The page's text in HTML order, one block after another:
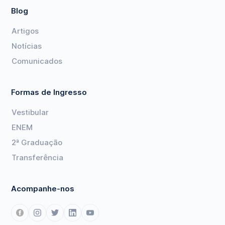
Blog
Artigos
Notícias
Comunicados
Formas de Ingresso
Vestibular
ENEM
2ª Graduação
Transferência
Acompanhe-nos